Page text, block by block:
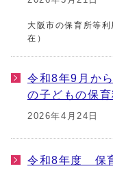
大阪市の保育所等
在）
令和8年9月か
の子どもの保
2026年4月24日
令和8年度 保